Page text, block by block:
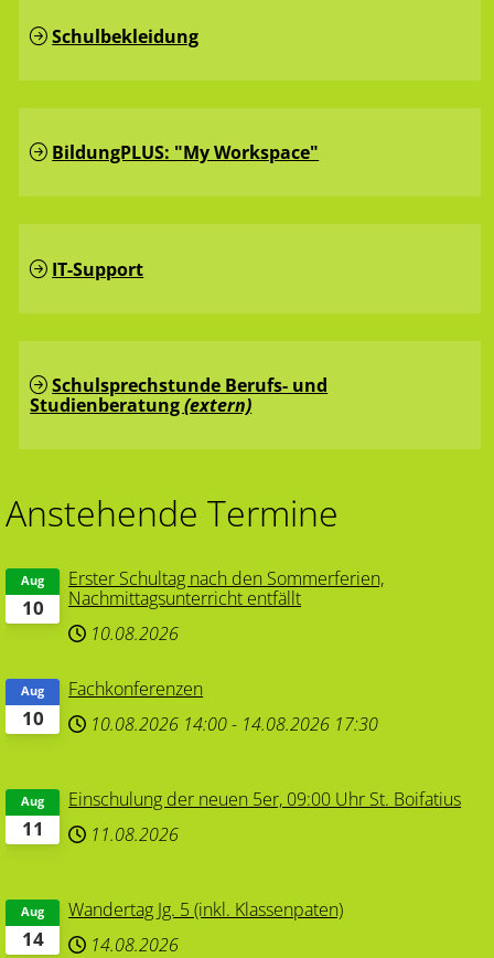
Schulbekleidung
BildungPLUS: "My Workspace"
IT-Support
Schulsprechstunde Berufs- und
Studienberatung(extern)
Anstehende Termine
10
Aug
Erster Schultag nach den Sommerferien,
Nachmittagsunterricht entfällt
10.08.2026
10
Aug
Fachkonferenzen
10.08.2026 14:00- 14.08.2026 17:30
11
Aug
Einschulung der neuen 5er, 09:00 Uhr St. Boifatius
11.08.2026
14
Aug
Wandertag Jg. 5 (inkl. Klassenpaten)
14.08.2026